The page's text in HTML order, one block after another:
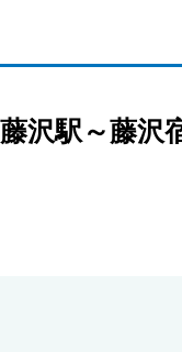
沢駅～藤沢